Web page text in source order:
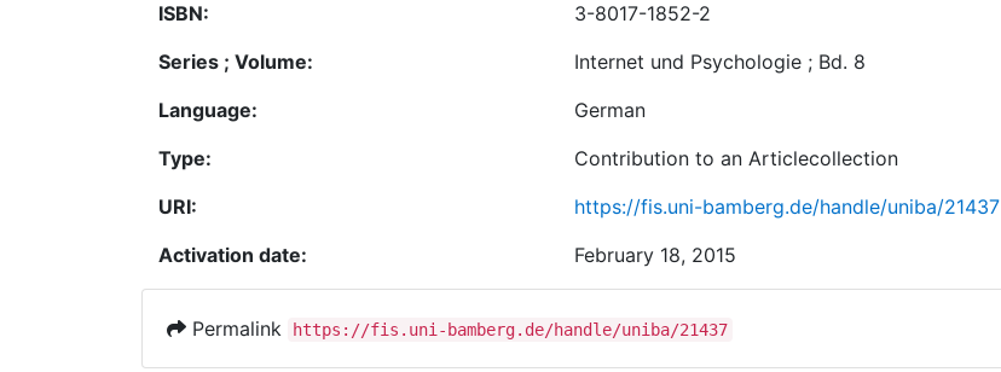
ISBN:
3-8017-1852-2
Series ; Volume:
Internet und Psychologie ; Bd. 8
Language:
German
Type:
Contribution to an Articlecollection
URI:
https://fis.uni-bamberg.de/handle/uniba/21437
Activation date:
February 18, 2015
Permalink https://fis.uni-bamberg.de/handle/uniba/21437